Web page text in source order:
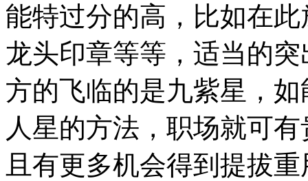
能特过分的高，比如在
龙头印章等等，适当的
方的飞临的是九紫星，
人星的方法，职场就可
且有更多机会得到提拔